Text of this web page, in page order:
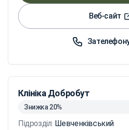
Веб-сайт
Клініка Добробут
Знижка 20%
Підрозділ: Шевченківський